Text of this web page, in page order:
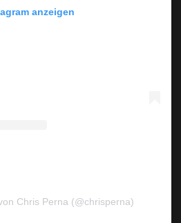
anzeigen
Chris Perna (@chrisperna)